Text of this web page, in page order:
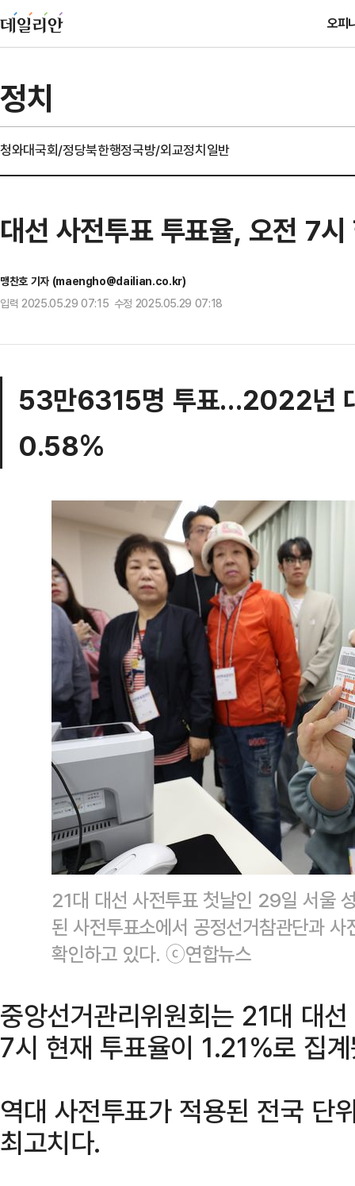
오피
정치
청와대국회/정당북한행정국방/외교정치일반
대선 사전투표 투표율, 오전 7
맹찬호 기자 (maengho@dailian.co.kr)
입력 2025.05.29 07:15 수정 2025.05.29 07:18
53만6315명 투표…2022년
0.58%
21대 대선 사전투표 첫날인 29일 서울
된 사전투표소에서 공정선거참관단과
확인하고 있다. ⓒ연합뉴스
중앙선거관리위원회는 21대 대
7시 현재 투표율이 1.21%로 집
역대 사전투표가 적용된 전국 단
최고치다.